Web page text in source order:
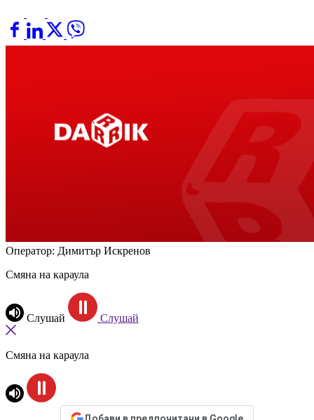
Oператор: Димитър Искренов
Смяна на караула
Слушай Слушай
Смяна на караула